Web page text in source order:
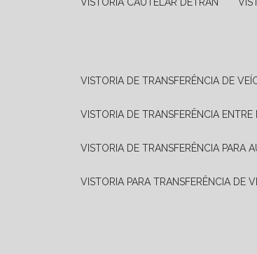
VISTORIA DE TRANSFERÊNCIA DE
VISTORIA DE TRANSFERÊNCIA
VISTORIA DE TRANSFERÊNCIA PARA
VISTORIA PARA TRANSFERÊNCIA DE